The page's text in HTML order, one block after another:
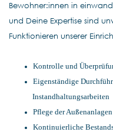
Bewohner:innen in
und Deine Expertise sind
Funktionieren unserer
Kontrolle und
Eigenständige
Instandhaltungsarbeiten
Pflege der
Kontinuierliche